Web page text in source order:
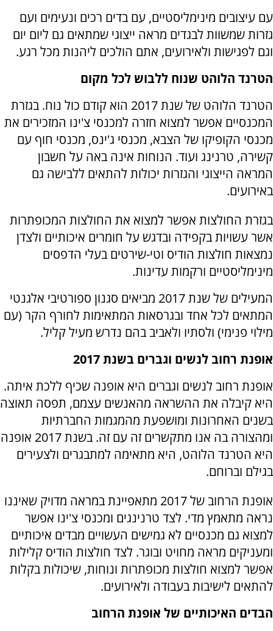
עם עיצובים מינימליסטיים, עם בדים רכים ונעימים ועם
גזרות שמשוות לבגדים מראה ייצוגי שמתאים גם ליום יום
וגם לפגישות ולאירועים, אתם הולכים ליהנות מכל רגע.
הטרנד הלוהט שנוח ללבוש לכל מקום
הטרנד הלוהט של שנת 2017 הוא קודם כול נוח. בגזרת
המכנסיים אפשר למצוא חזרה למכנסי צ'ינו המזכירים את
מכנסי הקופיקו של הצבא, מכנסי ג'ינס, מכנסי חוף עם
קשירה, טרנינג ועוד. הנוחות אינה באה על חשבון
המראה הייצוגי והגזרות יכולות להתאים ללבישה גם
באירועים.
בגזרת החולצות אפשר למצוא את החולצות המכופתרות
אשר עשויות בקפידה ובדגש על חומרים איכותיים ולצדן
נמצאות חולצות הודיס וטי-שירטים בעלי הדפסים
מינימליסטיים ורקמות עדינות.
המעילים של שנת 2017 מביאים סגנון ספורטיבי אלגנטי
המתאים לכל אחד ובגרסאות המתאימות לחורף הקר (עם
מילוי פנימי) ולסתיו ולאביב בהם נדרש מעיל קליל.
אופנת רחוב לנשים וגברים בשנת 2017
אופנת רחוב לנשים וגברים היא אופנה שכיף ללכת איתה.
היא קיבלה את ההשראה מהאנשים עצמם, תפסה תאוצה
בשנים האחרונות ומושפעת מהמגמות החברתיות
ומהצורה בה אנו מתקשרים זה עם זה. בשנת 2017 אופנה
היא הטרנד הלוהט, היא מתאימה למתבגרים ולצעירים
בגילם וברוחם.
אופנת הרחוב של 2017 מתאפיינת במראה מדויק שאיננו
נראה מתאמץ מדי. לצד טרנינגים ומכנסי צ'ינו אפשר
למצוא גם מכנסיים לא גמישים העשויים מבדים איכותיים
ומעניקים מראה מחויט ובוגר. לצד חולצות הודיס קלילות
אפשר למצוא חולצות מכופתרות ונוחות, שיכולות בקלות
להתאים לישיבות בעבודה ולאירועים.
הבדים האיכותיים של אופנת הרחוב